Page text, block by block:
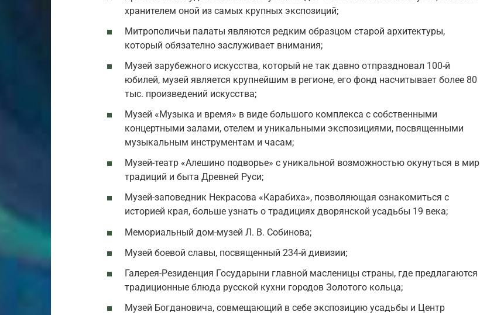
хранителем оной из самых крупных экспозиций;
Митрополичьи палаты являются редким образцом старой архитектуры,
который обязателно заслуживает внимания;
Музей зарубежного искусства, который не так давно отпраздновал 100-й
юбилей, музей является крупнейшим в регионе, его фонд насчитывает более 80
тыс. произведений искусства;
Музей «Музыка и время» в виде большого комплекса с собственными
концертными залами, отелем и уникальными экспозициями, посвященными
музыкальным инструментам и часам;
Музей-театр «Алешино подворье» с уникальной возможностью окунуться в мир
традиций и быта Древней Руси;
Музей-заповедник Некрасова «Карабиха», позволяющая ознакомиться с
историей края, больше узнать о традициях дворянской усадьбы 19 века;
Мемориальный дом-музей Л. В. Собинова;
Музей боевой славы, посвященный 234-й дивизии;
Галерея-Резиденция Государыни главной масленицы страны, где предлагаются
традиционные блюда русской кухни городов Золотого кольца;
Музей Богдановича, совмещающий в себе экспозицию усадьбы и Центр